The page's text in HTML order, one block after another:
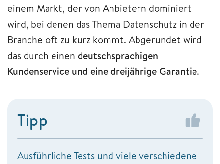
einem Markt, der von Anbietern dominiert
wird, bei denen das Thema Datenschutz in der
Branche oft zu kurz kommt. Abgerundet wird
das durch einen deutschsprachigen
Kundenservice und eine dreijährige Garantie.
Tipp
Ausführliche Tests und viele verschiedene